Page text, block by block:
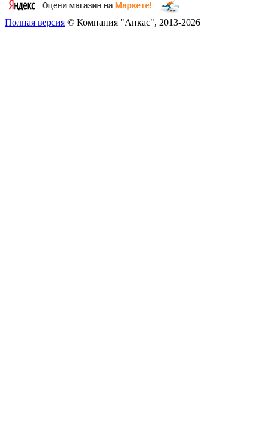
Полная версия © Компания "Анкас", 2013-2026